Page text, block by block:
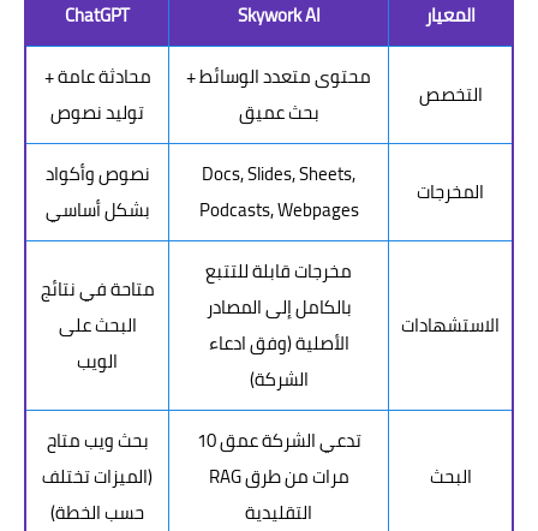
المعيار Skywork AI
ChatGPT
التخصص
محتوى متعدد الوسائط +
بحث عميق
محادثة عامة +
توليد نصوص
المخرجات
Docs, Slides, Sheets,
Podcasts, Webpages
نصوص وأكواد
بشكل أساسي
الاستشهادات
مخرجات قابلة للتتبع
بالكامل إلى المصادر
الأصلية (وفق ادعاء
الشركة)
متاحة في نتائج
البحث على
الويب
البحث
تدعي الشركة عمق 10
مرات من طرق RAG
التقليدية
بحث ويب متاح
(الميزات تختلف
حسب الخطة)